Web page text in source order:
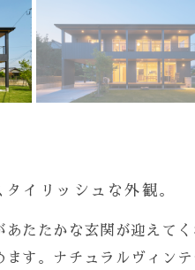
イリッシュな外観。
あたたかな玄関が迎えて
ます。ナチュラルヴィン